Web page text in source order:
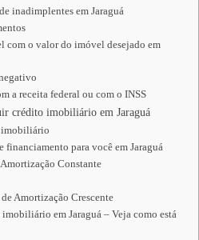
inadimplentes em Jaraguá
com o valor do imóvel desejado em
a receita federal ou com o INSS
crédito imobiliário em Jaraguá
imobiliário
financiamento para você em Jaraguá
Constante
Amortização Crescente
em Jaraguá – Veja como está